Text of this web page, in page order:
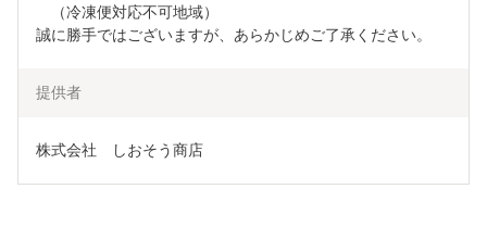
（冷凍便対応不可地域）
誠に勝手ではございますが、あらかじめご了承ください。
提供者
株式会社　しおそう商店